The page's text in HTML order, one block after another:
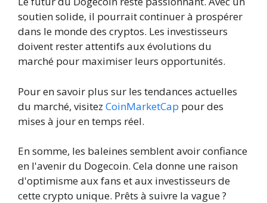
soutien solide, il pourrait continuer à prospérer
dans le monde des cryptos. Les investisseurs
doivent rester attentifs aux évolutions du
marché pour maximiser leurs opportunités.
Pour en savoir plus sur les tendances actuelles
du marché, visitez CoinMarketCap pour des
mises à jour en temps réel.
En somme, les baleines semblent avoir confiance
en l'avenir du Dogecoin. Cela donne une raison
d'optimisme aux fans et aux investisseurs de
cette crypto unique. Prêts à suivre la vague ?